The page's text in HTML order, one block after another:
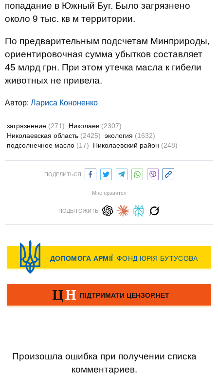
попадание в Южный Буг. Было загрязнено
около 9 тыс. кв м территории.
По предварительным подсчетам Минприроды,
ориентировочная сумма убытков составляет
45 млрд грн. При этом утечка масла к гибели
животных не привела.
Автор: Лариса Кононенко
загрязнение (271) Николаев (2307)
Николаевская область (2425) экология (1632)
подсолнечное масло (17) Николаевский район (248)
ПОДЕЛИТЬСЯ:
Мне нравится
ПОДЫТОЖИТЬ:
Произошла ошибка при получении списка
комментариев.